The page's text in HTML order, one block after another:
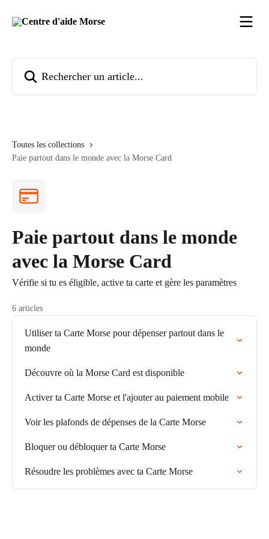
Toutes les collections
Paie partout dans le monde avec la Morse Card
Paie partout dans le monde
avec la Morse Card
Vérifie si tu es éligible, active ta carte et gère les paramètres
6 articles
Utiliser ta Carte Morse pour dépenser partout dans le
monde
Découvre où la Morse Card est disponible
Activer ta Carte Morse et l'ajouter au paiement mobile
Voir les plafonds de dépenses de la Carte Morse
Bloquer ou débloquer ta Carte Morse
Résoudre les problèmes avec ta Carte Morse